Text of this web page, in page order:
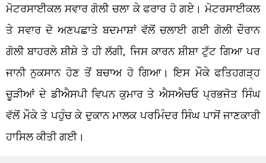
ਮੋਟਰਸਾਈਕਲ ਸਵਾਰ ਗੋਲੀ ਚਲਾ ਕੇ ਫਰਾਰ ਹੋ ਗਏ। ਮੋਟਰਸਾਈਕਲ
ਤੇ ਸਵਾਰ ਦੋ ਅਣਪਛਾਤੇ ਬਦਮਾਸ਼ਾਂ ਵੱਲੋਂ ਚਲਾਈ ਗਈ ਗੋਲੀ ਦੌਰਾਨ
ਗੋਲੀ ਬਾਹਰਲੇ ਸ਼ੀਸ਼ੇ ਤੇ ਹੀ ਲੱਗੀ, ਜਿਸ ਕਾਰਨ ਸ਼ੀਸ਼ਾ ਟੁੱਟ ਗਿਆ ਪਰ
ਜਾਨੀ ਨੁਕਸਾਨ ਹੋਣ ਤੋਂ ਬਚਾਅ ਹੋ ਗਿਆ।ਇਸ ਮੌਕੇ ਫਤਿਹਗੜ੍ਹ
ਚੂੜੀਆਂ ਦੇ ਡੀਐਸਪੀ ਵਿਪਨ ਕੁਮਾਰ ਤੇ ਐਸਐਚਓ ਪ੍ਰਭਜੋਤ ਸਿੰਘ
ਵੱਲੋਂ ਮੌਕੇ ਤੇ ਪਹੁੰਚ ਕੇ ਦੁਕਾਨ ਮਾਲਕ ਪਰਮਿੰਦਰ ਸਿੰਘ ਪਾਸੋਂ ਜਾਣਕਾਰੀ
ਹਾਸਿਲ ਕੀਤੀ ਗਈ।